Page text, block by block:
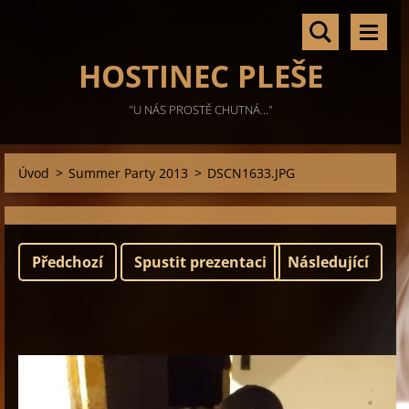
HOSTINEC PLEŠE
"U NÁS PROSTĚ CHUTNÁ..."
Úvod > Summer Party 2013 > DSCN1633.JPG
Předchozí Spustit prezentaci Následující